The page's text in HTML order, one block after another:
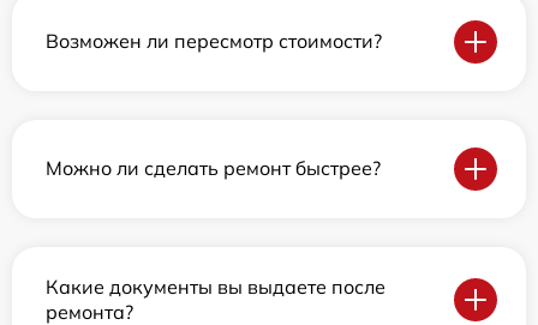
Возможен ли пересмотр стоимости?
Можно ли сделать ремонт быстрее?
Какие документы вы выдаете после
ремонта?